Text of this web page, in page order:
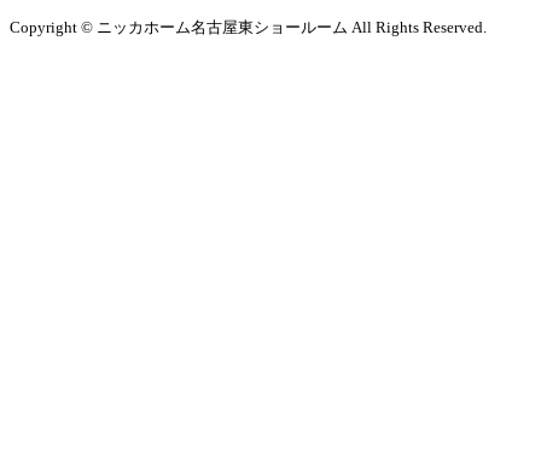
Copyright © ニッカホーム名古屋東ショールーム All Rights Reserved.